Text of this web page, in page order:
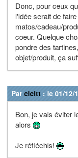
Donc, pour ceux
l'idée serait de
matos/cadeau/
coeur. Quelque
pondre des
objet/produit, ça
Parcicitt : le 01/12/
Bon, je vais éviter
alors
Je réfléchis!